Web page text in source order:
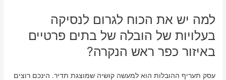
למה יש את הכוח לגרום לנסיקה
בעלויות של הובלה של בתים פרטיים
באיזור כפר ראש הנקרה?
עסק תעריף ההובלות הוא למעשה קושיה שמוצגת תדיר. הינכם רוצים